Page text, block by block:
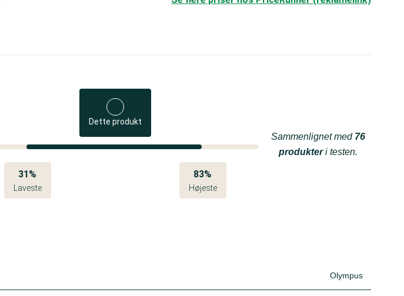
Dette produkt
31%
Laveste
83%
Højeste
Sammenlignet med 76
produkteri testen.
Olympus